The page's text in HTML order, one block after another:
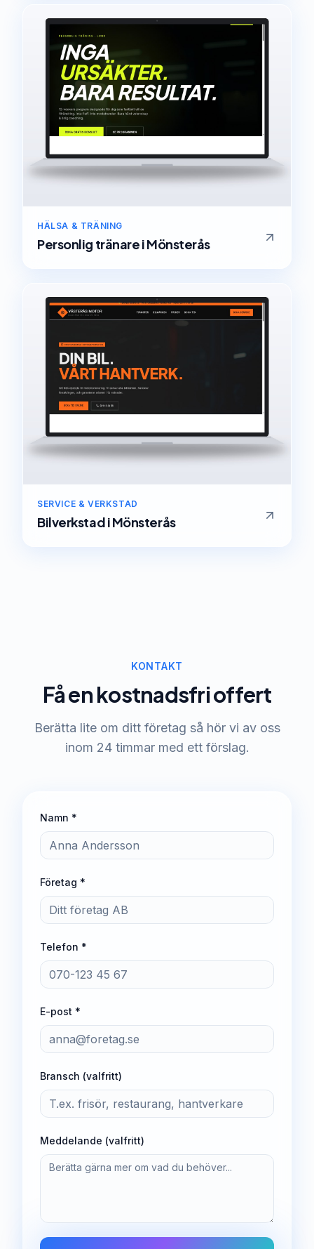
HÄLSA & TRÄNING
Personlig tränareiMönsterås
SERVICE & VERKSTAD
BilverkstadiMönsterås
KONTAKT
Få en kostnadsfri offert
Berätta lite om ditt företag så hör vi av oss
inom 24 timmar med ett förslag.
Namn *
Företag *
Telefon *
E-post *
Bransch (valfritt)
Meddelande (valfritt)